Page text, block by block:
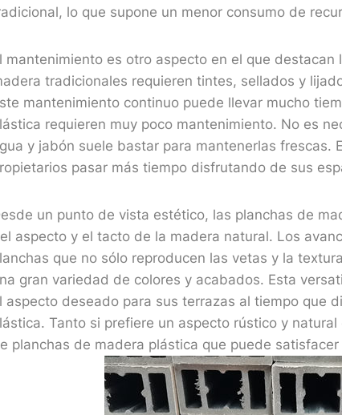
lo que supone un menor consumo de
mantenimiento es otro aspecto en el que
tradicionales requieren tintes, sellados y
mantenimiento continuo puede llevar mucho
requieren muy poco mantenimiento. No es
y jabón suele bastar para mantenerlas frescas.
pasar más tiempo disfrutando de sus
un punto de vista estético, las planchas de
aspecto y el tacto de la madera natural. Los
que no sólo reproducen las vetas y la
gran variedad de colores y acabados. Esta
aspecto deseado para sus terrazas al tiempo que
Tanto si prefiere un aspecto rústico y
planchas de madera plástica que puede